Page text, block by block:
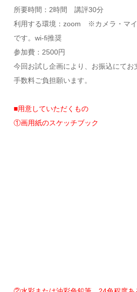
所要時間：2時間 講評30分
利用する環境：zoom ※カメラ・マ
です。wi-fi推奨
参加費：2500円
今回お試し企画により、お振込にて
手数料ご負担願います。
■用意していただくもの
①画用紙のスケッチブック